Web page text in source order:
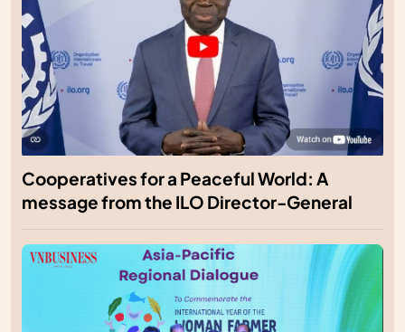
Cooperatives for a Peaceful World: A
message from the ILO Director-General